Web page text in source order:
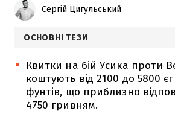
Сергій Цигульський
ОСНОВНІ ТЕЗИ
Квитки на бій Усика проти
коштують від 2100 до 5800
фунтів, що приблизно
4750 гривням.